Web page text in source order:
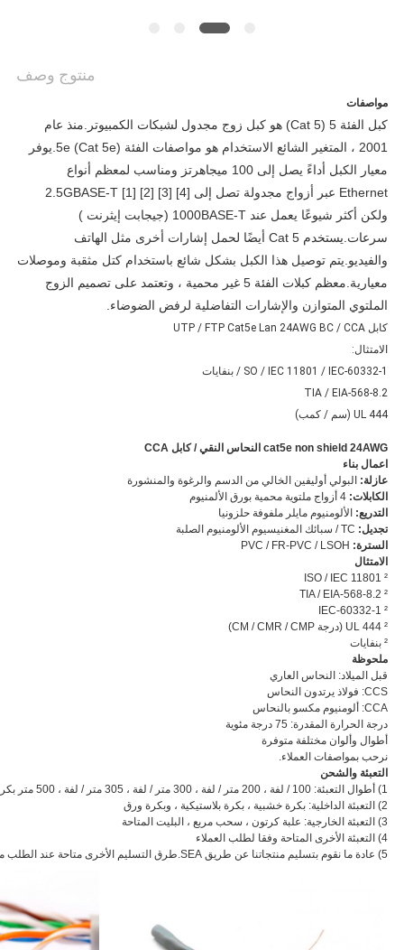
منتوج وصف
مواصفات
كبل الفئة 5 (Cat 5) هو كبل زوج مجدول لشبكات الكمبيوتر.منذ عام
2001 ، المتغير الشائع الاستخدام هو مواصفات الفئة 5e (Cat 5e).يوفر
معيار الكبل أداءً يصل إلى 100 ميجاهرتز ومناسب لمعظم أنواع
Ethernet عبر أزواج مجدولة تصل إلى 2.5GBASE-T [1] [2] [3] [4]
ولكن أكثر شيوعًا يعمل عند 1000BASE-T (جيجابت إيثرنت )
سرعات.يستخدم Cat 5 أيضًا لحمل إشارات أخرى مثل الهاتف
والفيديو.يتم توصيل هذا الكبل بشكل شائع باستخدام كتل مثقبة وموصلات
معيارية.معظم كبلات الفئة 5 غير محمية ، وتعتمد على تصميم الزوج
الملتوي المتوازن والإشارات التفاضلية لرفض الضوضاء.
كابل UTP / FTP Cat5e Lan 24AWG BC / CCA
الامتثال:
SO / IEC 11801 / IEC-60332-1 / بنفايات
TIA / EIA-568-8.2
UL 444 (سم / كمب)
cat5e non shield 24AWG النحاس النقي / كابل CCA
اعمال بناء
عازلة: البولي أوليفين الخالي من الدسم والرغوة والمنشورة
الكابلات: 4 أزواج ملتوية محمية بورق الألمنيوم
التدريع: الألومنيوم مايلر ملفوفة حلزونيا
تجديل: TC / سبائك المغنيسيوم الألومنيوم الصلبة
السترة:
الامتثال
² ISO / IEC 11801
² TIA / EIA-568-8.2
² IEC-60332-1
² UL 444 (درجة CM / CMR / CMP)
² بنفايات
ملحوظة
قبل الميلاد: النحاس العاري
CCS: فولاذ يرتدون النحاس
CCA: ألومنيوم مكسو بالنحاس
درجة الحرارة المقدرة: 75 درجة مئوية
أطوال وألوان مختلفة متوفرة
نرحب بمواصفات العملاء.
التعبئة والشحن
1) أطوال التعبئة: 100 / لفة ، 200 متر / لفة ، 300 متر / لفة ، 305 متر / لفة ، 500 متر بكرة خشبية ، بكرة خشبية 1000 متر
2) التعبئة الداخلية: بكرة خشبية ، بكرة بلاستيكية ، وبكرة ورق
3) التعبئة الخارجية: علبة كرتون ، سحب مربع ، البليت المتاحة
4) التعبئة الأخرى المتاحة وفقا لطلب العملاء
5) عادة ما نقوم بتسليم منتجاتنا عن طريق SEA.طرق التسليم الأخرى متاحة عند الطلب من العملاء.